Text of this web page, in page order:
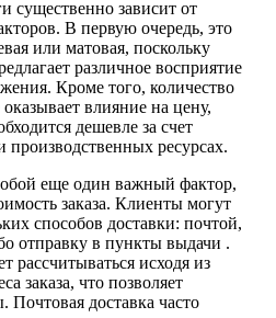
существенно зависит от
В первую очередь, это
или матовая, поскольку
различное восприятие
Кроме того, количество
влияние на цену,
дешевле за счет
производственных ресурсах.
еще один важный фактор,
заказа. Клиенты могут
способов доставки: почтой,
отправку в пункты выдачи .
рассчитываться исходя из
заказа, что позволяет
Почтовая доставка часто